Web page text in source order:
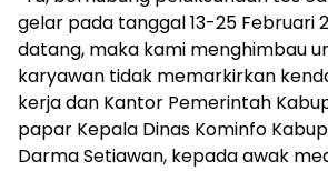
gelar pada tanggal 13-25 Februari
datang, maka kami menghimbau
karyawan tidak memarkirkan
kerja dan Kantor Pemerintah
papar Kepala Dinas Kominfo
Darma Setiawan, kepada awak